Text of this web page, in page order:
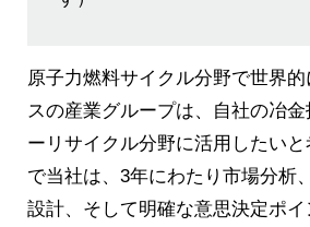
原子力燃料サイクル分野で世界
スの産業グループは、自社の冶金
ーリサイクル分野に活用したいと
で当社は、3年にわたり市場分析
設計、そして明確な意思決定ポ